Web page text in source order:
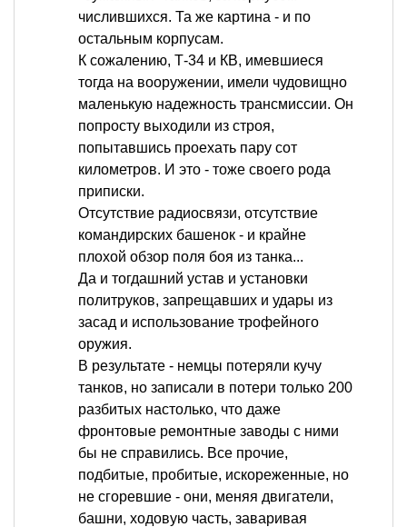
числившихся. Та же картина - и по
остальным корпусам.
К сожалению, Т-34 и КВ, имевшиеся
тогда на вооружении, имели чудовищно
маленькую надежность трансмиссии. Он
попросту выходили из строя,
попытавшись проехать пару сот
километров. И это - тоже своего рода
приписки.
Отсутствие радиосвязи, отсутствие
командирских башенок - и крайне
плохой обзор поля боя из танка...
Да и тогдашний устав и установки
политруков, запрещавших и удары из
засад и использование трофейного
оружия.
В результате - немцы потеряли кучу
танков, но записали в потери только 200
разбитых настолько, что даже
фронтовые ремонтные заводы с ними
бы не справились. Все прочие,
подбитые, пробитые, искореженные, но
не сгоревшие - они, меняя двигатели,
башни, ходовую часть, заваривая